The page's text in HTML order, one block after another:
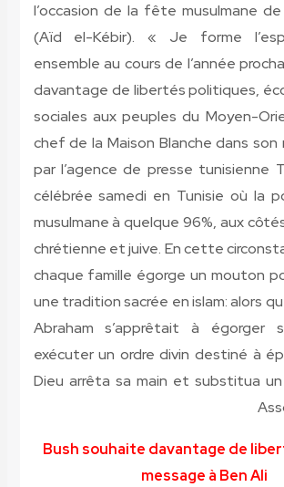
l’occasion de la fête musulmane de
(Aïd el-Kébir). « Je forme
ensemble au cours de l’année
davantage de libertés politiques,
sociales aux peuples du Moyen-
chef de la Maison Blanche dans
par l’agence de presse tunisienne
célébrée samedi en Tunisie où la
musulmane à quelque 96%, aux
chrétienne et juive. En cette
chaque famille égorge un mouton
une tradition sacrée en islam: alors
Abraham s’apprêtait à égorger
exécuter un ordre divin destiné à
Dieu arrêta sa main et substitua
Bush souhaite davantage de
message à Ben Ali